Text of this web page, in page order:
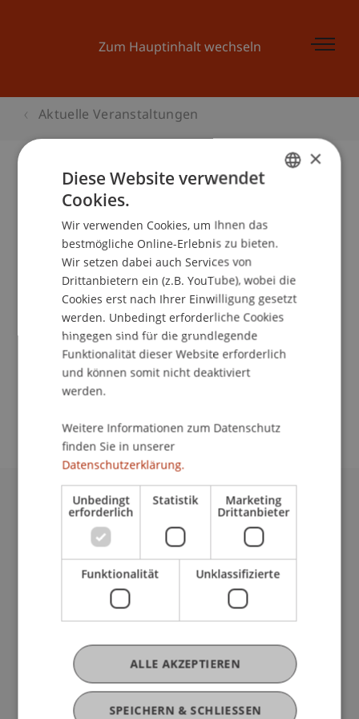
Zum Hauptinhalt wechseln
Aktuelle Veranstaltungen
Sorgfaltspflichten an der
Kundenfront Bank
School/Professur:
An-Institut Institute for Compliance and Quality
Veranstaltungsdetails
Universität Liechtenstein
Fürst-Franz-Josef-Strasse
Liechtenstein
T +423 265 11 11
Datenschutzerklärung
Disclaimer
Impressum
Fußzeile Subdomain-Verzeichnis
my.uni.li
×
Diese Website verwendet
Cookies.
Wir verwenden Cookies, um Ihnen das
bestmögliche Online-Erlebnis zu bieten.
Wir setzen dabei auch Services von
Drittanbietern ein (z.B. YouTube), wobei die
Cookies erst nach Ihrer Einwilligung gesetzt
werden. Unbedingt erforderliche Cookies
hingegen sind für die grundlegende
Funktionalität dieser Website erforderlich
und können somit nicht deaktiviert
werden.
Weitere Informationen zum Datenschutz
finden Sie in unserer
Datenschutzerklärung.
Unbedingt
erforderlich
Statistik Marketing
Drittanbieter
Funktionalität Unklassifizierte
SPEICHERN & SCHLIESSEN
ALLE AKZEPTIEREN